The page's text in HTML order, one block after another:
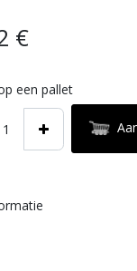
€
een pallet